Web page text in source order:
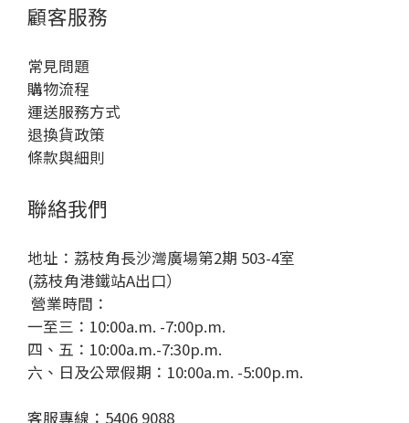
顧客服務
常見問題
購物流程
運送服務方式
退換貨政策
條款與細則
聯絡我們
地址：荔枝角長沙灣廣場第2期 503-4室
(荔枝角港鐵站A出口）
營業時間：
一至三：10:00a.m. -7:00p.m.
四、五：10:00a.m.-7:30p.m.
六、日及公眾假期：10:00a.m. -5:00p.m.
客服專線：5406 9088